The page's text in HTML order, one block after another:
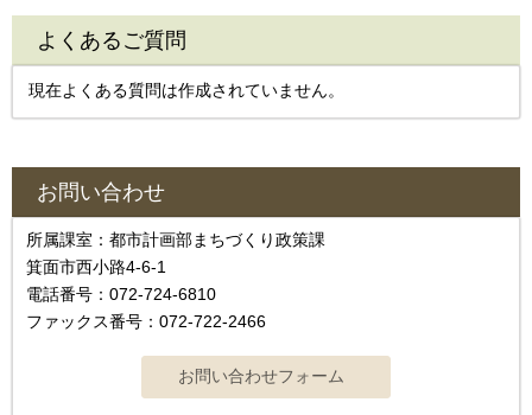
よくあるご質問
現在よくある質問は作成されていません。
お問い合わせ
所属課室：都市計画部まちづくり政策課
箕面市西小路4‐6‐1
電話番号：072-724-6810
ファックス番号：072-722-2466